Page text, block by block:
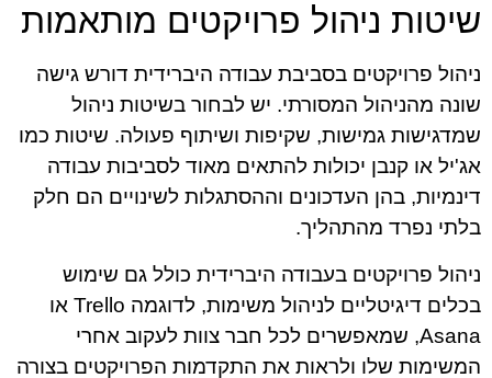
שיטות ניהול פרויקטים מותאמות
ניהול פרויקטים בסביבת עבודה היברידית דורש גישה
שונה מהניהול המסורתי. יש לבחור בשיטות ניהול
שמדגישות גמישות, שקיפות ושיתוף פעולה. שיטות כמו
אג'יל או קנבן יכולות להתאים מאוד לסביבות עבודה
דינמיות, בהן העדכונים וההסתגלות לשינויים הם חלק
בלתי נפרד מהתהליך.
ניהול פרויקטים בעבודה היברידית כולל גם שימוש
בכלים דיגיטליים לניהול משימות, לדוגמה Trello או
Asana, שמאפשרים לכל חבר צוות לעקוב אחרי
המשימות שלו ולראות את התקדמות הפרויקטים בצורה